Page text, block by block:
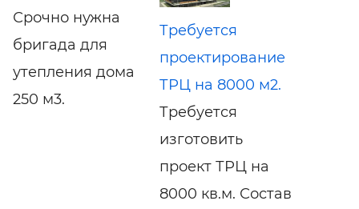
Срочно нужна
бригада для
утепления дома
250 м3.
Требуется
проектирование
ТРЦ на 8000 м2.
Требуется
изготовить
проект ТРЦ на
8000 кв.м. Состав